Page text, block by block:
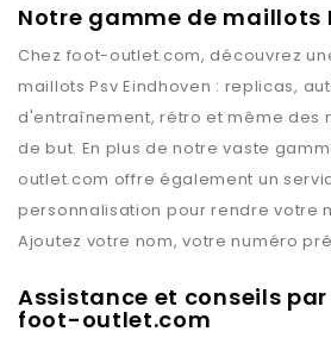
Notre gamme de maillots
Chez foot-outlet.com, découvrez
maillotsPsv Eindhoven : replicas,
d'entraînement, rétro et même des
de but. En plus de notre vaste
outlet.com offre également un
personnalisation pour rendre votre
Ajoutez votre nom, votre numéro
Assistance et conseils
foot-outlet.com